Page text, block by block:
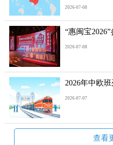
2026-07-08
“惠闽宝
2026-07-08
2026年中欧
2026-07-07
查看